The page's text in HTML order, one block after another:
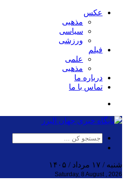
عکس
مذهبی
سیاسی
ورزشی
فیلم
علمی
مذهبی
درباره ما
تماس با ما
شنبه / ۱۷ مرداد / ۱۴۰۵
Saturday, 8 August , 2026